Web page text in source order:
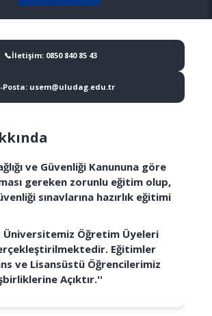
📞İletişim: 0850 840 85 43
Posta: usem@uludag.edu.tr
ve Güvenliği Kanununa göre
gereken zorunlu eğitim olup,
sınavlarına hazırlık eğitimi
Üniversitemiz Öğretim Üyeleri
Eğitimler
ve Lisansüstü Öğrencilerimiz
Açıktır.''